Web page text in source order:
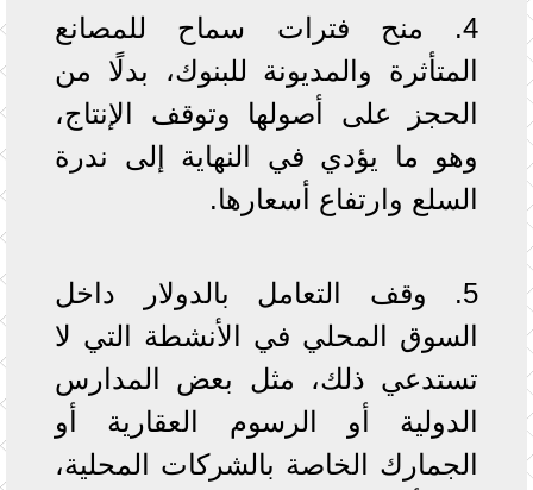
4. منح فترات سماح للمصانع
المتأثرة والمديونة للبنوك، بدلًا من
الحجز على أصولها وتوقف الإنتاج،
وهو ما يؤدي في النهاية إلى ندرة
السلع وارتفاع أسعارها.
5. وقف التعامل بالدولار داخل
السوق المحلي في الأنشطة التي لا
تستدعي ذلك، مثل بعض المدارس
الدولية أو الرسوم العقارية أو
الجمارك الخاصة بالشركات المحلية،